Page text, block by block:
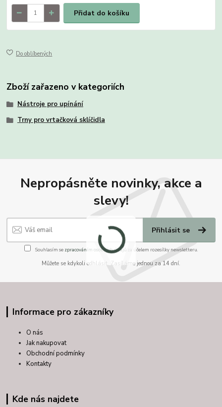
Přidat do košíku
Do oblíbených
Zboží zařazeno v kategoriích
Nástroje pro upínání
Trny pro vrtačková sklíčidla
Nepropásněte novinky, akce a
slevy!
Přihlásit se
Souhlasím se zpracováním osobních údajůza účelem rozesílky newsletteru.
Můžete se kdykoli odhlásit. Zasíláme jednou za 14 dní.
Informace pro zákazníky
O nás
Jak nakupovat
Obchodní podmínky
Kontakty
Kde nás najdete